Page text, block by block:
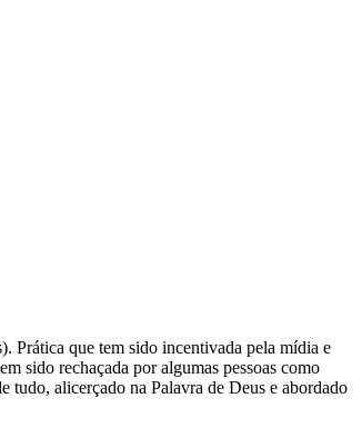
Prática que tem sido incentivada pela mídia e
sido rechaçada por algumas pessoas como
tudo, alicerçado na Palavra de Deus e abordado